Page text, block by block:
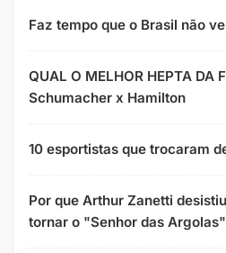
Faz tempo que o Brasil não
QUAL O MELHOR HEPTA DA
Schumacher x Hamilton
10 esportistas que trocaram
Por que Arthur Zanetti
tornar o "Senhor das